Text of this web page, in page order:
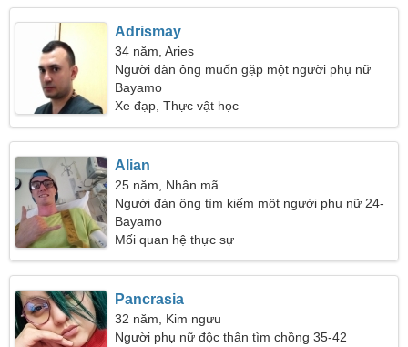
Adrismay
34 năm, Aries
Người đàn ông muốn gặp một người phụ nữ
Bayamo
Xe đạp, Thực vật học
Alian
25 năm, Nhân mã
Người đàn ông tìm kiếm một người phụ nữ 24-
28
Bayamo
Mối quan hệ thực sự
Pancrasia
32 năm, Kim ngưu
Người phụ nữ độc thân tìm chồng 35-42